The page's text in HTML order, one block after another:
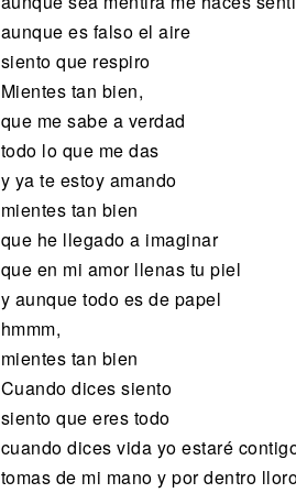
aunque es falso el aire
siento que respiro
Mientes tan bien,
que me sabe a verdad
todo lo que me das
y ya te estoy amando
mientes tan bien
que he llegado a imaginar
que en mi amor llenas tu piel
y aunque todo es de papel
hmmm,
mientes tan bien
Cuando dices siento
siento que eres todo
cuando dices vida yo estaré
tomas de mi mano y por dentro